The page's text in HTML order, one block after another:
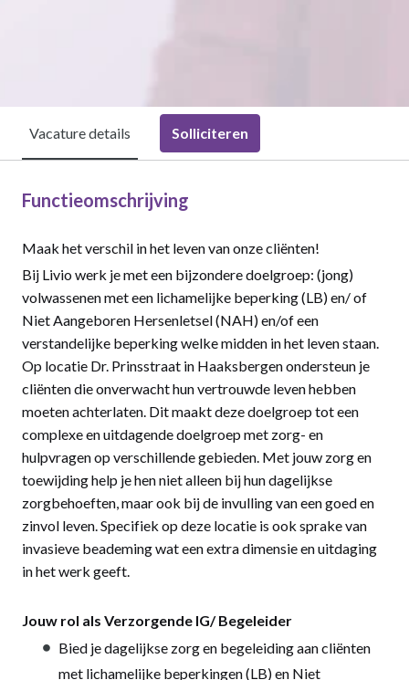
Vacature details Solliciteren
Functieomschrijving
Maak het verschil in het leven van onze cliënten!
Bij Livio werk je met een bijzondere doelgroep: (jong)
volwassenen met een lichamelijke beperking (LB) en/ of
Niet Aangeboren Hersenletsel (NAH) en/of een
verstandelijke beperking welke midden in het leven staan.
Op locatie Dr. Prinsstraat in Haaksbergen ondersteun je
cliënten die onverwacht hun vertrouwde leven hebben
moeten achterlaten. Dit maakt deze doelgroep tot een
complexe en uitdagende doelgroep met zorg- en
hulpvragen op verschillende gebieden. Met jouw zorg en
toewijding help je hen niet alleen bij hun dagelijkse
zorgbehoeften, maar ook bij de invulling van een goed en
zinvol leven. Specifiek op deze locatie is ook sprake van
invasieve beademing wat een extra dimensie en uitdaging
in het werk geeft.
Jouw rol als Verzorgende IG/ Begeleider
Bied je dagelijkse zorg en begeleiding aan cliënten
met lichamelijke beperkingen (LB) en Niet